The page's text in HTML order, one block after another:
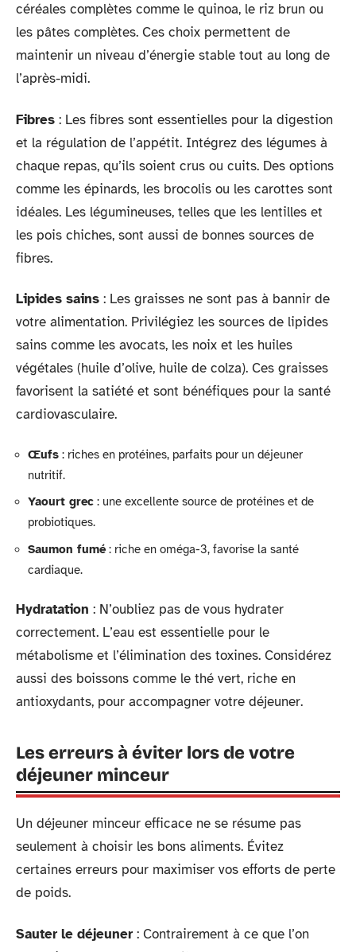
céréales complètes comme le quinoa, le riz brun ou
les pâtes complètes. Ces choix permettent de
maintenir un niveau d’énergie stable tout au long de
l’après-midi.
Fibres : Les fibres sont essentielles pour la digestion
et la régulation de l’appétit. Intégrez des légumes à
chaque repas, qu’ils soient crus ou cuits. Des options
comme les épinards, les brocolis ou les carottes sont
idéales. Les légumineuses, telles que les lentilles et
les pois chiches, sont aussi de bonnes sources de
fibres.
Lipides sains : Les graisses ne sont pas à bannir de
votre alimentation. Privilégiez les sources de lipides
sains comme les avocats, les noix et les huiles
végétales (huile d’olive, huile de colza). Ces graisses
favorisent la satiété et sont bénéfiques pour la santé
cardiovasculaire.
Œufs : riches en protéines, parfaits pour un déjeuner
nutritif.
Yaourt grec : une excellente source de protéines et de
probiotiques.
Saumon fumé: riche en oméga-3, favorise la santé
cardiaque.
Hydratation : N’oubliez pas de vous hydrater
correctement. L’eau est essentielle pour le
métabolisme et l’élimination des toxines. Considérez
aussi des boissons comme le thé vert, riche en
antioxydants, pour accompagner votre déjeuner.
Les erreurs à éviter lors de votre
déjeuner minceur
Un déjeuner minceur efficace ne se résume pas
seulement à choisir les bons aliments. Évitez
certaines erreurs pour maximiser vos efforts de perte
de poids.
Sauter le déjeuner : Contrairement à ce que l’on